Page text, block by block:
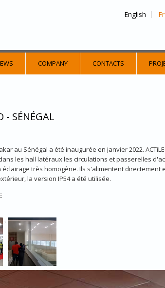
English
COMPANY CONTACTS
- SÉNÉGAL
au Sénégal a été inaugurée en janvier 2022.
les hall latéraux les circulations et passerelles
très homogène. Ils s'alimentent directement
la version IP54 a été utilisée.